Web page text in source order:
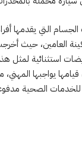
الجسام التي يقدمها
العامين، حيث
استثنائية لمثل
يواجبها
الصحية